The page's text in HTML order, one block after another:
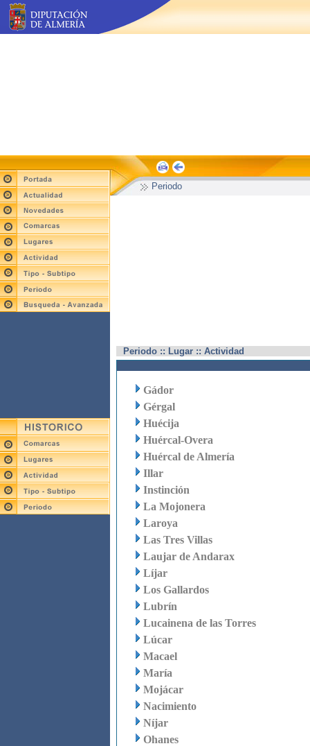
Periodo
Periodo :: Lugar :: Actividad
Gádor
Gérgal
Huécija
Huércal-Overa
Huércal de Almería
Illar
Instinción
La Mojonera
Laroya
Las Tres Villas
Laujar de Andarax
Líjar
Los Gallardos
Lubrín
Lucainena de las Torres
Lúcar
Macael
María
Mojácar
Nacimiento
Níjar
Ohanes